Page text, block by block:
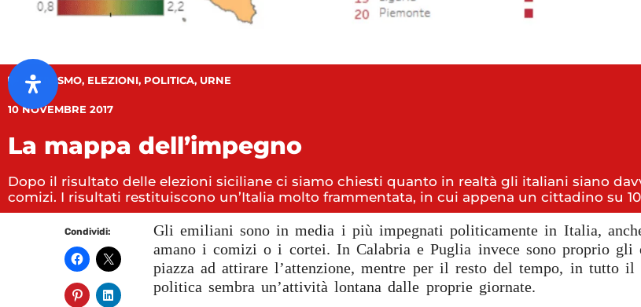
ATTIVISMO, ELEZIONI, POLITICA, URNE
10 NOVEMBRE 2017
La mappa dell’impegno
Dopo il risultato delle elezioni siciliane ci siamo chiesti quanto in realtà gli italiani siano
comizi. I risultati restituiscono un’Italia molto frammentata, in cui appena un cittadino su
Condividi:
Gli emiliani sono in media i più impegnati politicamente in Italia,
amano i comizi o i cortei. In Calabria e Puglia invece sono proprio gli
piazza ad attirare l’attenzione, mentre per il resto del tempo, in tutto il
politica sembra un’attività lontana dalle proprie giornate.